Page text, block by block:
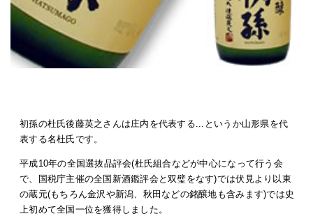
初孫の杜氏後藤英之さんは庄内を代表する...というか山形県を代
表する名杜氏です。
平成10年の全国選抜品評会(杜氏組合などが中心になって行う会
で、国税庁主催の全国新酒鑑評会と双璧をなす)では伏見より以東
の蔵元(もちろん金沢や新潟、秋田などの銘醸地も含みます)では史
上初めて全国一位を獲得しました。